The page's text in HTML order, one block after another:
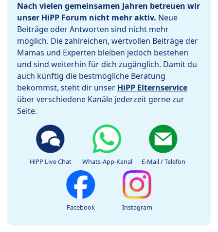
Nach vielen gemeinsamen Jahren betreuen wir
unser HiPP Forum nicht mehr aktiv. Neue
Beiträge oder Antworten sind nicht mehr
möglich. Die zahlreichen, wertvollen Beiträge der
Mamas und Experten bleiben jedoch bestehen
und sind weiterhin für dich zugänglich. Damit du
auch künftig die bestmögliche Beratung
bekommst, steht dir unser HiPP Elternservice
über verschiedene Kanäle jederzeit gerne zur
Seite.
HiPP Live Chat Whats-App-Kanal E-Mail / Telefon
Facebook Instagram